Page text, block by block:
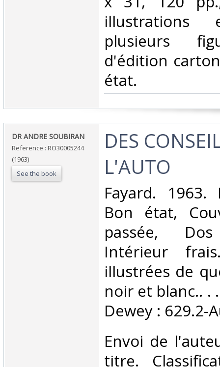
illustrations
plusieurs
d'édition
état.‎
‎DR ANDRE SOUBIRAN‎
Reference : RO30005244
(1963)
See the book
‎DES
L'AUTO‎
‎Fayard. 1963.
Bon état,
passée,
Intérieur
illustrées de
noir et blanc.. .
Dewey : 629.2-
‎Envoi de
titre.